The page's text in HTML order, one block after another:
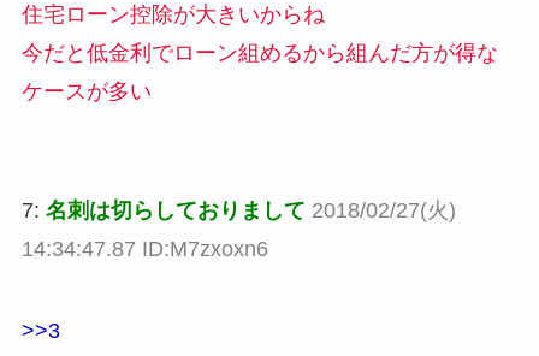
住宅ローン控除が大きいからね
今だと低金利でローン組めるから組んだ方が得な
ケースが多い
7: 名刺は切らしておりまして 2018/02/27(火)
14:34:47.87 ID:M7zxoxn6
>>3